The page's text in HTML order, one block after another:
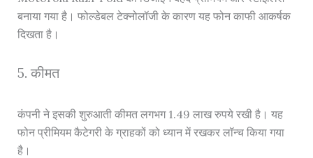
बनाया गया है। फोल्डेबल टेक्नोलॉजी के कारण यह फोन काफी आकर्षक
दिखता है।
5. कीमत
कंपनी ने इसकी शुरुआती कीमत लगभग 1.49 लाख रुपये रखी है। यह
फोन प्रीमियम कैटेगरी के ग्राहकों को ध्यान में रखकर लॉन्च किया गया
है।